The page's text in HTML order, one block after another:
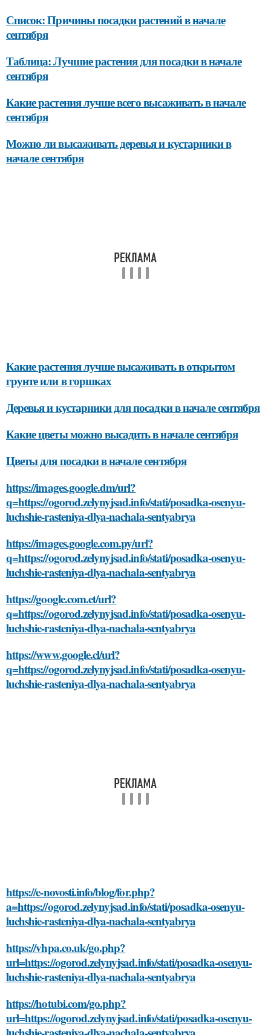
Список: Причины посадки растений в начале
сентября
Таблица: Лучшие растения для посадки в начале
сентября
Какие растения лучше всего высаживать в начале
сентября
Можно ли высаживать деревья и кустарники в
начале сентября
Какие растения лучше высаживать в открытом
грунте или в горшках
Деревья и кустарники для посадки в начале сентября
Какие цветы можно высадить в начале сентября
Цветы для посадки в начале сентября
https://images.google.dm/url?
q=https://ogorod.zelynyjsad.info/stati/posadka-osenyu-
luchshie-rasteniya-dlya-nachala-sentyabrya
https://images.google.com.py/url?
q=https://ogorod.zelynyjsad.info/stati/posadka-osenyu-
luchshie-rasteniya-dlya-nachala-sentyabrya
https://google.com.et/url?
q=https://ogorod.zelynyjsad.info/stati/posadka-osenyu-
luchshie-rasteniya-dlya-nachala-sentyabrya
https://www.google.cl/url?
q=https://ogorod.zelynyjsad.info/stati/posadka-osenyu-
luchshie-rasteniya-dlya-nachala-sentyabrya
https://e-novosti.info/blog/for.php?
a=https://ogorod.zelynyjsad.info/stati/posadka-osenyu-
luchshie-rasteniya-dlya-nachala-sentyabrya
https://vhpa.co.uk/go.php?
url=https://ogorod.zelynyjsad.info/stati/posadka-osenyu-
luchshie-rasteniya-dlya-nachala-sentyabrya
https://hotubi.com/go.php?
url=https://ogorod.zelynyjsad.info/stati/posadka-osenyu-